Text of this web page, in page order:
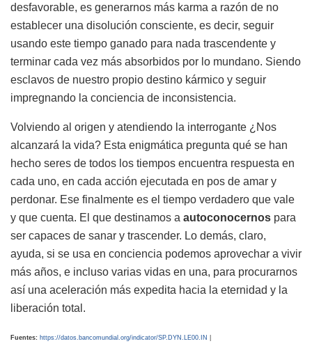
desfavorable, es generarnos más karma a razón de no
establecer una disolución consciente, es decir, seguir
usando este tiempo ganado para nada trascendente y
terminar cada vez más absorbidos por lo mundano. Siendo
esclavos de nuestro propio destino kármico y seguir
impregnando la conciencia de inconsistencia.
Volviendo al origen y atendiendo la interrogante ¿Nos
alcanzará la vida? Esta enigmática pregunta qué se han
hecho seres de todos los tiempos encuentra respuesta en
cada uno, en cada acción ejecutada en pos de amar y
perdonar. Ese finalmente es el tiempo verdadero que vale
y que cuenta. El que destinamos a autoconocernos para
ser capaces de sanar y trascender. Lo demás, claro,
ayuda, si se usa en conciencia podemos aprovechar a vivir
más años, e incluso varias vidas en una, para procurarnos
así una aceleración más expedita hacia la eternidad y la
liberación total.
Fuentes: https://datos.bancomundial.org/indicator/SP.DYN.LE00.IN